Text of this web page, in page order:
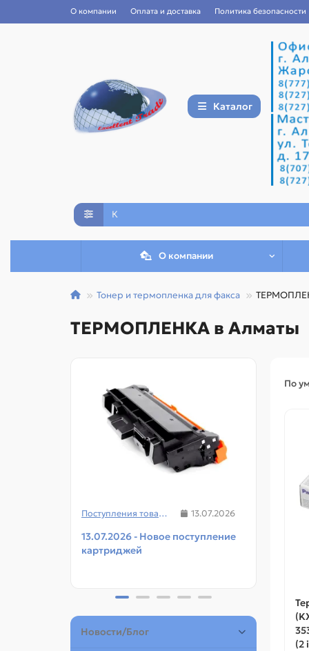
О компании Оплата и доставка Политика безопасности
Каталог
О компании
Тонер и термопленка для факса
ТЕРМОПЛЕНКА в Алматы
Поступления товаров 13.07.2026
13.07.2026 - Новое поступление
картриджей
Новости/Блог
По
(2